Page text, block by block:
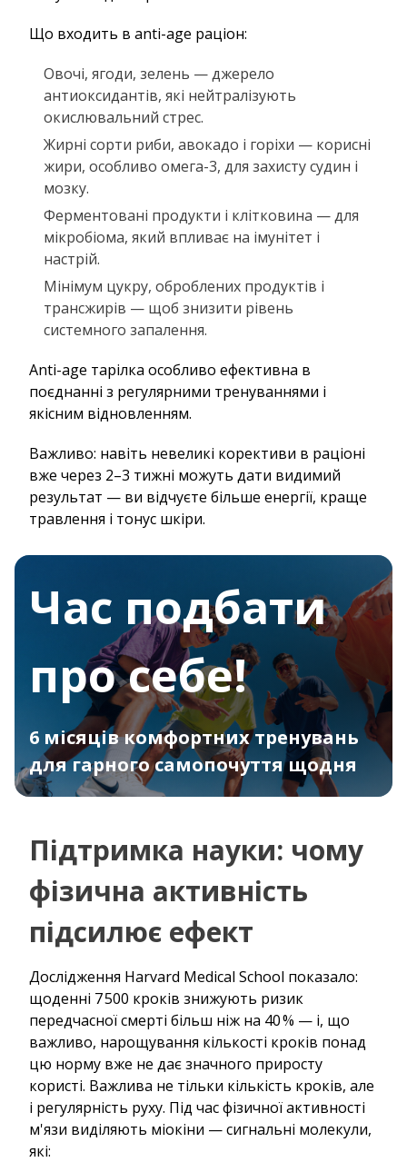
Що входить в anti-age раціон:
Овочі, ягоди, зелень — джерело
антиоксидантів, які нейтралізують
окислювальний стрес.
Жирні сорти риби, авокадо і горіхи — корисні
жири, особливо омега-3, для захисту судин і
мозку.
Ферментовані продукти і клітковина — для
мікробіома, який впливає на імунітет і
настрій.
Мінімум цукру, оброблених продуктів і
трансжирів — щоб знизити рівень
системного запалення.
Anti-age тарілка особливо ефективна в
поєднанні з регулярними тренуваннями і
якісним відновленням.
Важливо: навіть невеликі корективи в раціоні
вже через 2–3 тижні можуть дати видимий
результат — ви відчуєте більше енергії, краще
травлення і тонус шкіри.
Час подбати
про себе!
6 місяців комфортних тренувань
для гарного самопочуття щодня
Підтримка науки: чому
фізична активність
підсилює ефект
Дослідження Harvard Medical School показало:
щоденні 7 500 кроків знижують ризик
передчасної смерті більш ніж на 40 % — і, що
важливо, нарощування кількості кроків понад
цю норму вже не дає значного приросту
користі. Важлива не тільки кількість кроків, але
і регулярність руху. Під час фізичної активності
м'язи виділяють міокіни — сигнальні молекули,
які: